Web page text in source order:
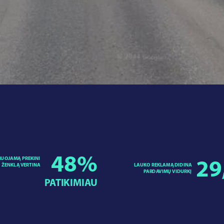
PREKINI
ŽENKLĄ VERTINA 48%
PATIKIMIAU
LAUKO REKLAMĄ DIDINA
PARDAVIMŲ VIDURKĮ